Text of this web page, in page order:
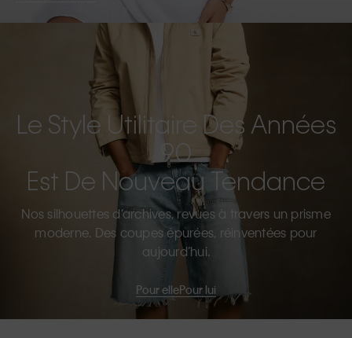
Le Style Utilitaire Des Années
90
Est De Nouveau Tendance
Nos silhouettes d’archives, revues à travers un prisme
moderne. Des coupes épurées, réinventées pour
aujourd’hui.
Pour ellePour lui